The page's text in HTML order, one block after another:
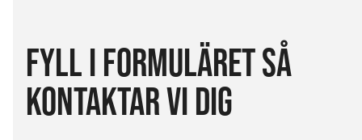
FYLL I FORMULÄRET SÅ
KONTAKTAR VI DIG